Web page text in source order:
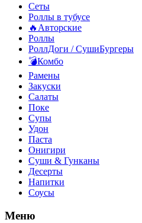
Сеты
Роллы в тубусе
🔥Авторские
Роллы
РоллДоги / СушиБургеры
💣Комбо
Рамены
Закуски
Салаты
Поке
Супы
Удон
Паста
Онигири
Суши & Гунканы
Десерты
Напитки
Соусы
Меню